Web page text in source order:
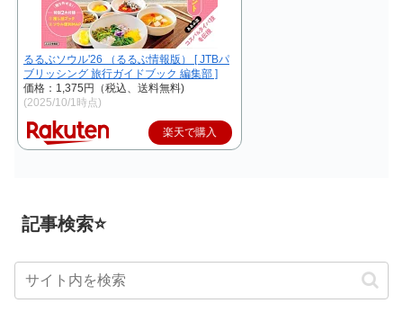
るるぶソウル'26 （るるぶ情報版） [ JTBパ
ブリッシング 旅行ガイドブック 編集部 ]
価格：1,375円（税込、送料無料)
(2025/10/1時点)
楽天で購入
記事検索⭐